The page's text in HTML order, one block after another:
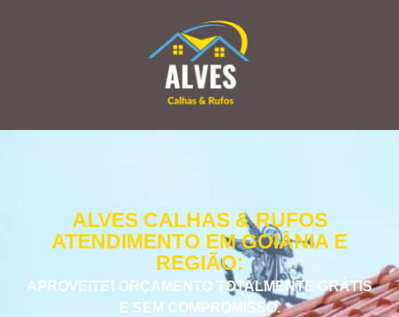
ALVES CALHAS & RUFOS
ATENDIMENTO EM GOIÂNIA E
REGIÃO:
APROVEITE! ORÇAMENTO TOTALMENTE GRÁTIS
E SEM COMPROMISSO.